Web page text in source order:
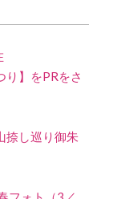
り】をPRをさ
捺し巡り御朱